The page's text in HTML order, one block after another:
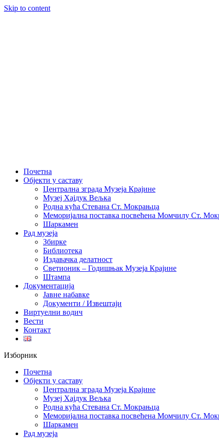
Skip to content
Почетна
Објекти у саставу
Централна зграда Музеја Крајине
Музеј Хајдук Вељка
Родна кућа Стевана Ст. Мокрањца
Меморијална поставка посвећена Момчилу Ст.
Шаркамен
Рад музеја
Збирке
Библиотека
Издавачка делатност
Светионик – Годишњак Музеја Крајине
Штампа
Документација
Јавне набавке
Документи / Извештаји
Виртуелни водич
Вести
Контакт
Изборник
Почетна
Објекти у саставу
Централна зграда Музеја Крајине
Музеј Хајдук Вељка
Родна кућа Стевана Ст. Мокрањца
Меморијална поставка посвећена Момчилу Ст.
Шаркамен
Рад музеја